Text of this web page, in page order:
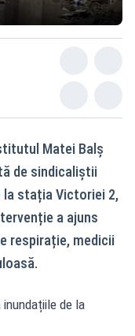
Matei Balș
de sindicaliștii
la stația Victoriei 2,
a ajuns
respirație, medicii
de la